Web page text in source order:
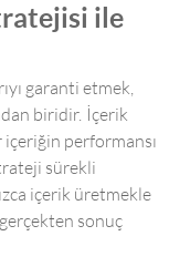
ile
garanti etmek,
biridir. İçerik
performansı
sürekli
içerik üretmekle
sonuç